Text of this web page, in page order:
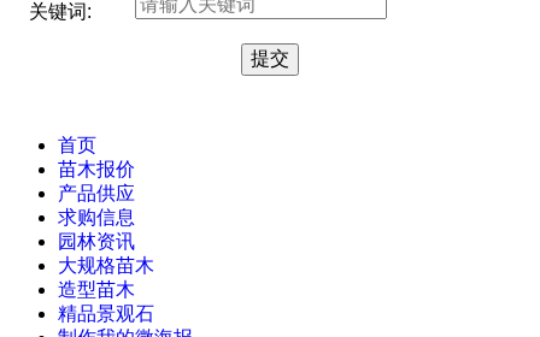
关键词:
首页
苗木报价
产品供应
求购信息
园林资讯
大规格苗木
造型苗木
精品景观石